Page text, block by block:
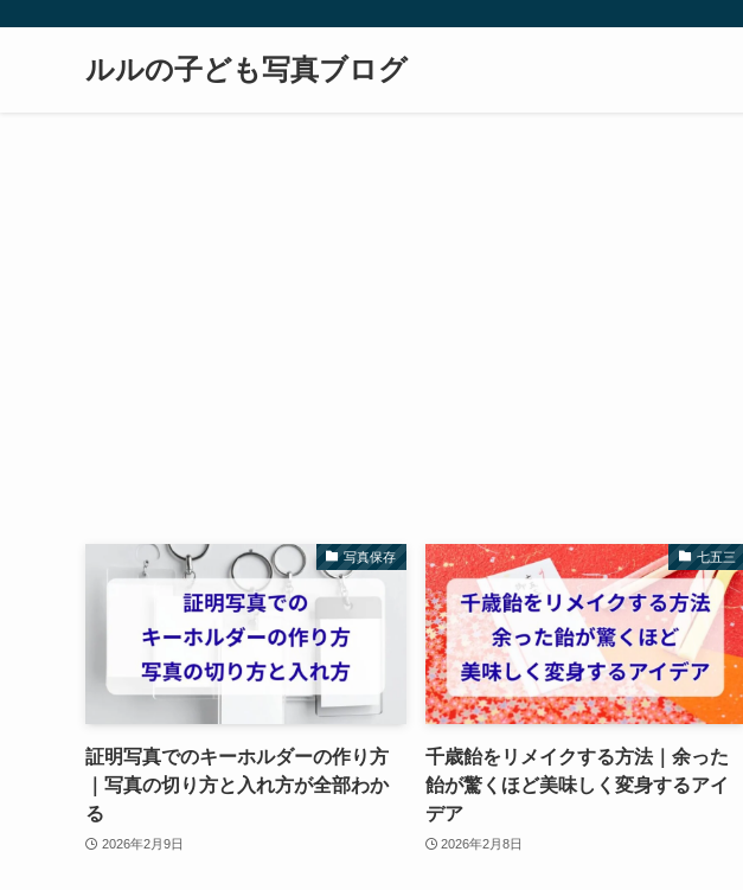
ルルの子ども写真ブログ
写真保存
証明写真でのキーホルダーの作り方
｜写真の切り方と入れ方が全部わか
る
2026年2月9日
七五三
千歳飴をリメイクする方法｜余った
飴が驚くほど美味しく変身するアイ
デア
2026年2月8日